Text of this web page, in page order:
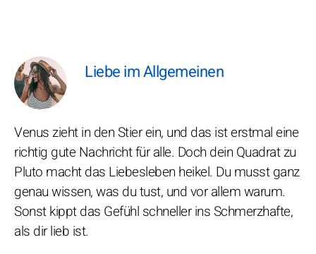
Liebe im Allgemeinen
Venus zieht in den Stier ein, und das ist erstmal eine
richtig gute Nachricht für alle. Doch dein Quadrat zu
Pluto macht das Liebesleben heikel. Du musst ganz
genau wissen, was du tust, und vor allem warum.
Sonst kippt das Gefühl schneller ins Schmerzhafte,
als dir lieb ist.